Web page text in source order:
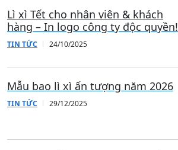
Lì xì Tết cho nhân viên & khách
hàng – In logo công ty độc quyền!
TIN TỨC 24/10/2025
Mẫu bao lì xì ấn tượng năm 2026
TIN TỨC 29/12/2025